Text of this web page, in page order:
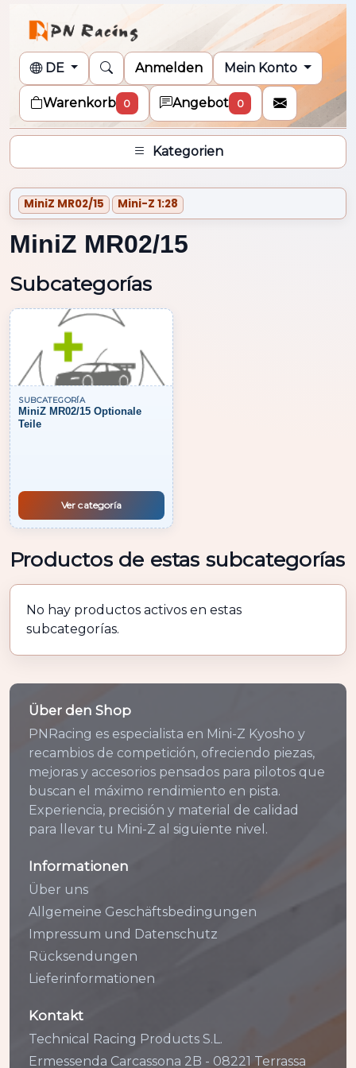
DE Anmelden Mein Konto
Warenkorb 0 Angebot 0
Kategorien
MiniZ MR02/15 Mini-Z 1:28
MiniZ MR02/15
Subcategorías
SUBCATEGORÍA
MiniZ MR02/15 Optionale
Teile
Ver categoría
Productos de estas subcategorías
No hay productos activos en estas
subcategorías.
Über den Shop
PNRacing es especialista en Mini-Z Kyosho y
recambios de competición, ofreciendo piezas,
mejoras y accesorios pensados para pilotos que
buscan el máximo rendimiento en pista.
Experiencia, precisión y material de calidad
para llevar tu Mini-Z al siguiente nivel.
Informationen
Über uns
Allgemeine Geschäftsbedingungen
Impressum und Datenschutz
Rücksendungen
Lieferinformationen
Kontakt
Technical Racing Products S.L.
Ermessenda Carcassona 2B - 08221 Terrassa